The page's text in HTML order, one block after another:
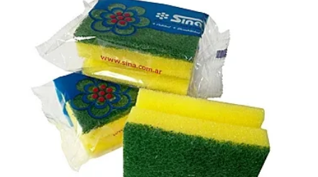
tiene
múltiples
variantes.
Las
opciones
se
pueden
elegir
en
la
página
de
producto